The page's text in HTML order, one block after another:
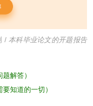
/ 本科毕业论文的开题报告
解答）
知道的一切）